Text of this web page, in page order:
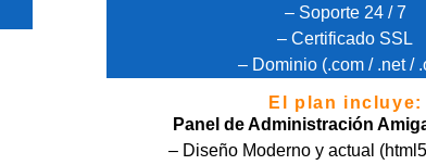
– Soporte 24 / 7
– Certificado SSL
– Dominio (.com / .net /
El plan incluye:
Panel de Administración
– Diseño Moderno y actual